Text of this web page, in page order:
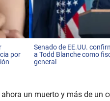
por
Senado de EE.UU.
a Todd Blanche como
general
un muerto y más de un